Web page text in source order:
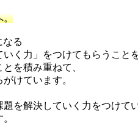
。
なる
く力」をつけてもらうこ
を積み重ねて、
けています。
を解決していく力をつけて